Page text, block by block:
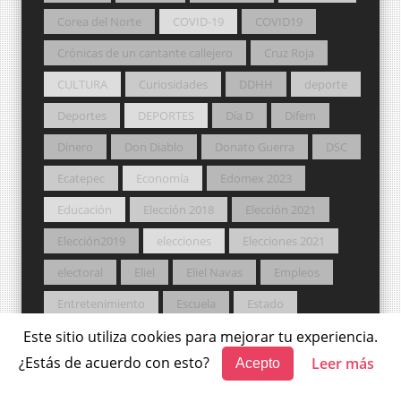
Este sitio utiliza cookies para mejorar tu experiencia.
¿Estás de acuerdo con esto?
Acepto Leer más
Corea del Norte
COVID-19
COVID19
Crónicas de un cantante callejero
Cruz Roja
CULTURA
Curiosidades DDHH
deporte
Deportes
DEPORTES Día D
Difem
Dinero
Don Diablo Donato Guerra
DSC
Ecatepec
Economía
Edomex 2023
Educación
Elección 2018
Elección 2021
Elección2019
elecciones
Elecciones 2021
electoral
Eliel Eliel Navas
Empleos
Entretenimiento
Escuela
Estado
Estados Unidos
Estat Estatal
ESTATAL
Festival
FGJEM
Fútbol